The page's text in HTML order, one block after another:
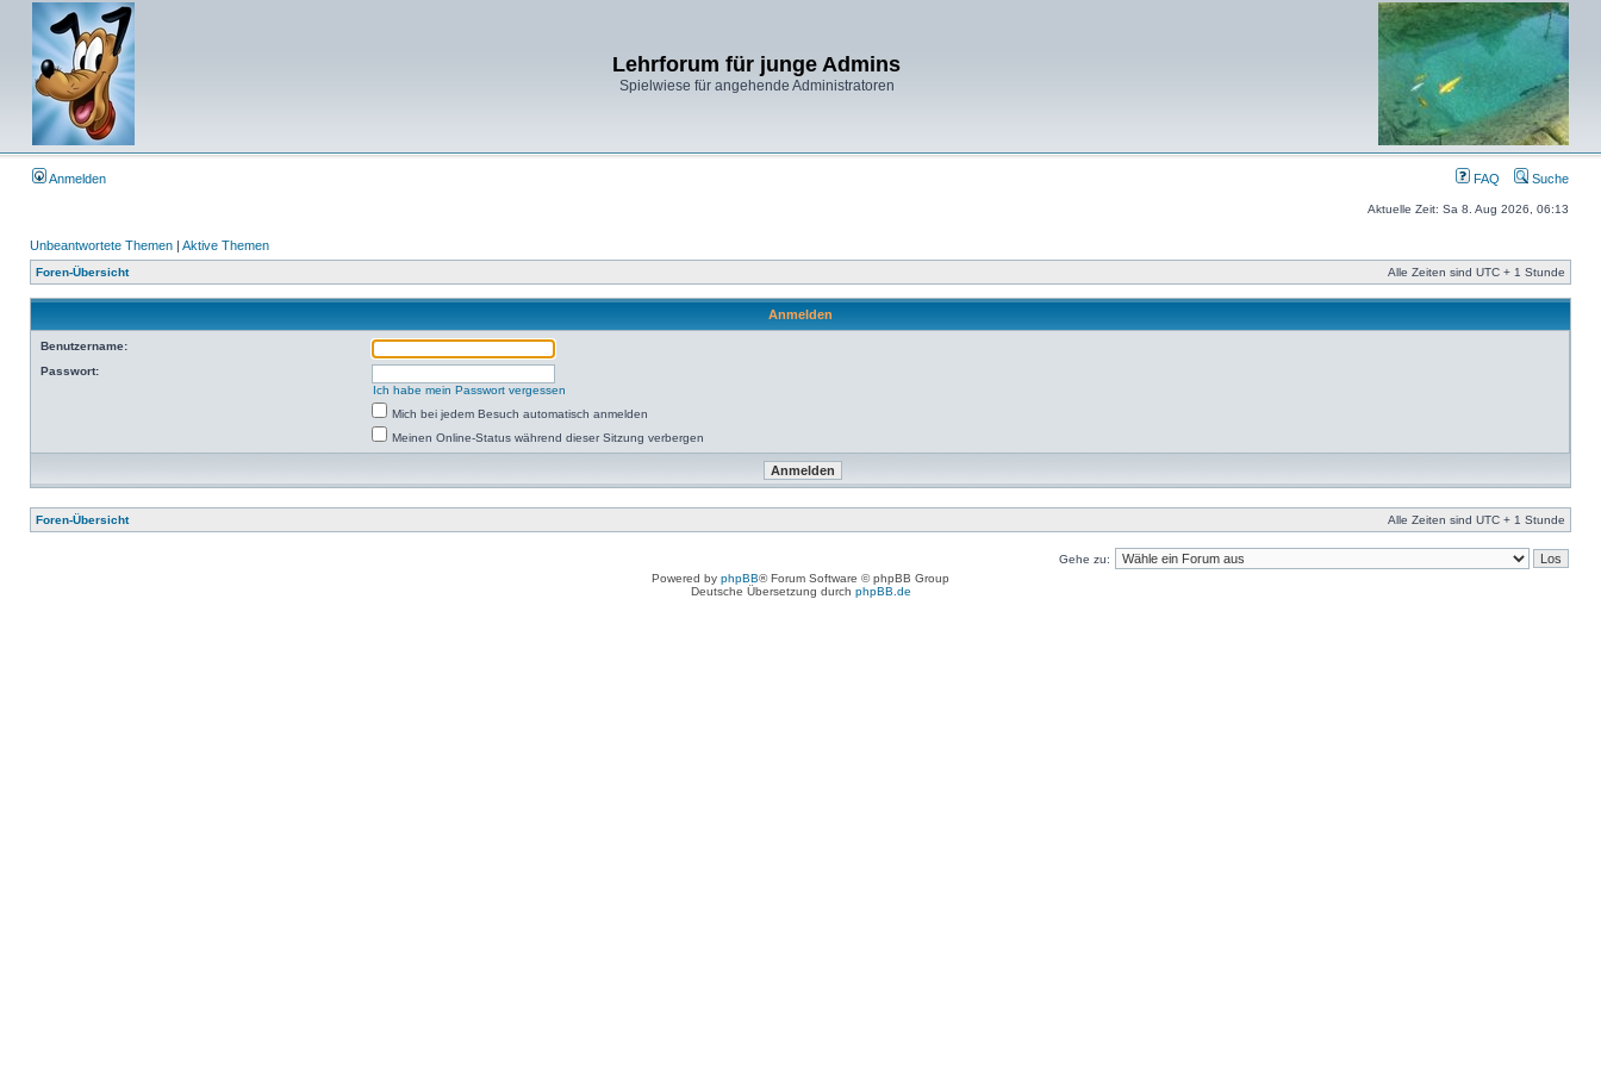
Lehrforum für junge Admins
Spielwiese für angehende Administratoren
Anmelden FAQ Suche
Aktuelle Zeit: Sa 8. Aug 2026, 06:13
Unbeantwortete Themen | Aktive Themen
Foren-Übersicht Alle Zeiten sind UTC + 1 Stunde
Anmelden
Benutzername:
Passwort:
Ich habe mein Passwort vergessen
Mich bei jedem Besuch automatisch anmelden
Meinen Online-Status während dieser Sitzung verbergen
Foren-Übersicht Alle Zeiten sind UTC + 1 Stunde
Gehe zu:
Powered by phpBB® Forum Software © phpBB Group
Deutsche Übersetzung durch phpBB.de